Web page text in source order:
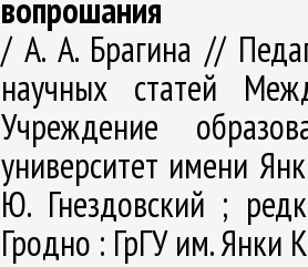
вопрошания
/ А. А. Брагина //
научных статей
Учреждение
университет имени
Ю. Гнездовский ;
Гродно : ГрГУ им. Янки